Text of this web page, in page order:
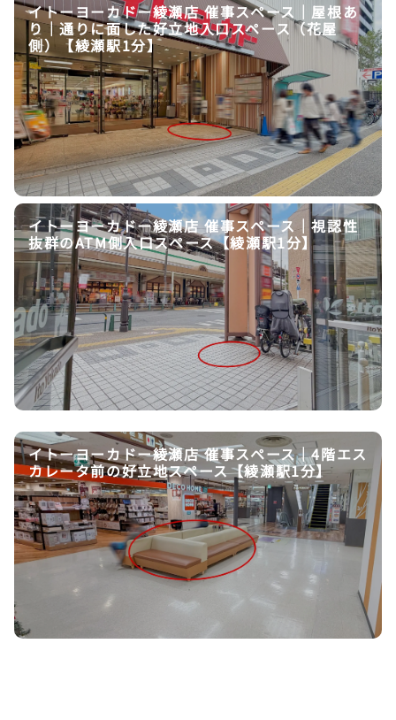
イトーヨーカドー綾瀬店 催事スペース｜屋根あ
り｜通りに面した好立地入口スペース（花屋
側）【綾瀬駅1分】
イトーヨーカドー綾瀬店 催事スペース｜視認性
抜群のATM側入口スペース【綾瀬駅1分】
イトーヨーカドー綾瀬店 催事スペース｜4階エス
カレータ前の好立地スペース【綾瀬駅1分】